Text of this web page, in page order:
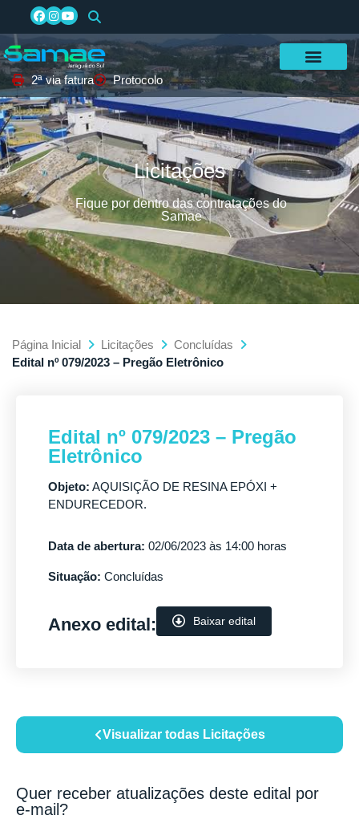
2ª via fatura Protocolo
Licitações
Fique por dentro das contratações do
Samae
Página Inicial Licitações
Concluídas
Edital nº 079/2023 – Pregão Eletrônico
Visualizar todas Licitações
Quer receber atualizações deste edital por
e-mail?
Edital nº 079/2023 – Pregão
Eletrônico
Objeto: AQUISIÇÃO DE RESINA EPÓXI +
ENDURECEDOR.
Data de abertura: 02/06/2023 às 14:00 horas
Situação: Concluídas
Anexo edital: Baixar edital